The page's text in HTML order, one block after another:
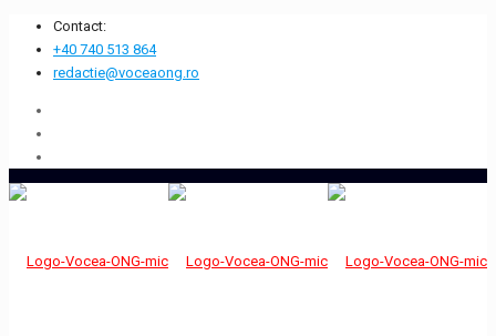
Contact:
+40 740 513 864
redactie@voceaong.ro